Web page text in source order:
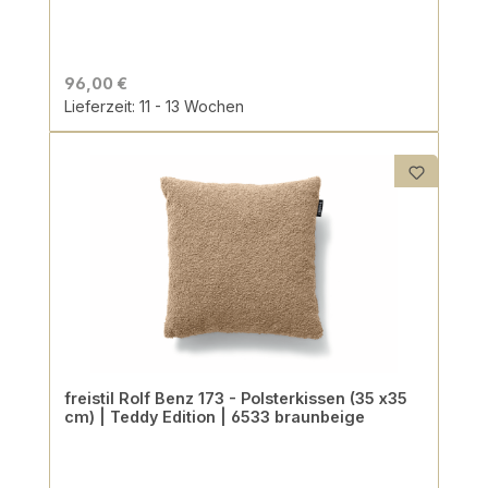
96,00 €
Lieferzeit: 11 - 13 Wochen
freistil Rolf Benz 173 - Polsterkissen (35 x35
cm) | Teddy Edition | 6533 braunbeige